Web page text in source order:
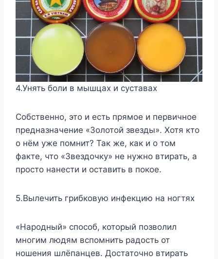
4.Унять боли в мышцах и суставах
Собственно, это и есть прямое и первичное
предназначение «Золотой звезды». Хотя кто
о нём уже помнит? Так же, как и о том
факте, что «Звездочку» не нужно втирать, а
просто нанести и оставить в покое.
5.Вылечить грибковую инфекцию на ногтях
«Народный» способ, который позволил
многим людям вспомнить радость от
ношения шлёпанцев. Достаточно втирать